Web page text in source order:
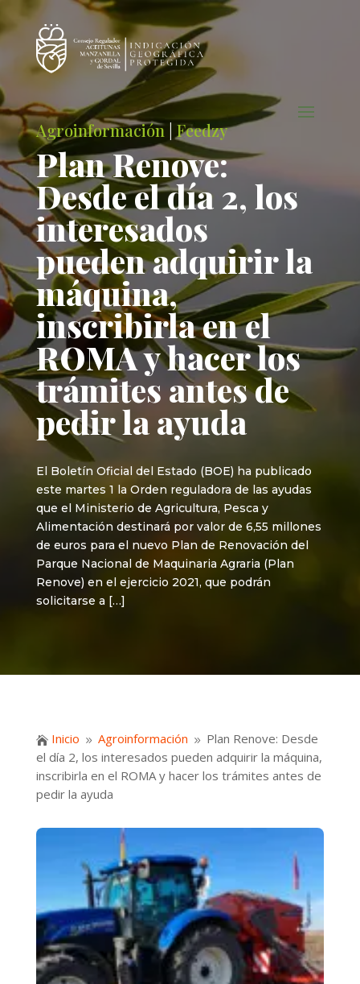
Agroinformación Feedzy
Plan Renove:
Desde el día 2, los
interesados
pueden adquirir la
máquina,
inscribirla en el
ROMA y hacer los
trámites antes de
pedir la ayuda
El Boletín Oficial del Estado (BOE) ha publicado
este martes 1 la Orden reguladora de las ayudas
que el Ministerio de Agricultura, Pesca y
Alimentación destinará por valor de 6,55 millones
de euros para el nuevo Plan de Renovación del
Parque Nacional de Maquinaria Agraria (Plan
Renove) en el ejercicio 2021, que podrán
solicitarse a […]
 Inicio 9 Agroinformación 9 Plan Renove: Desde
el día 2, los interesados pueden adquirir la máquina,
inscribirla en el ROMA y hacer los trámites antes de
pedir la ayuda